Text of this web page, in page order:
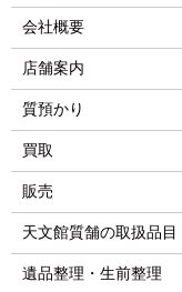
会社概要
店舗案内
質預かり
買取
販売
天文館質舗の取扱品目
遺品整理・生前整理